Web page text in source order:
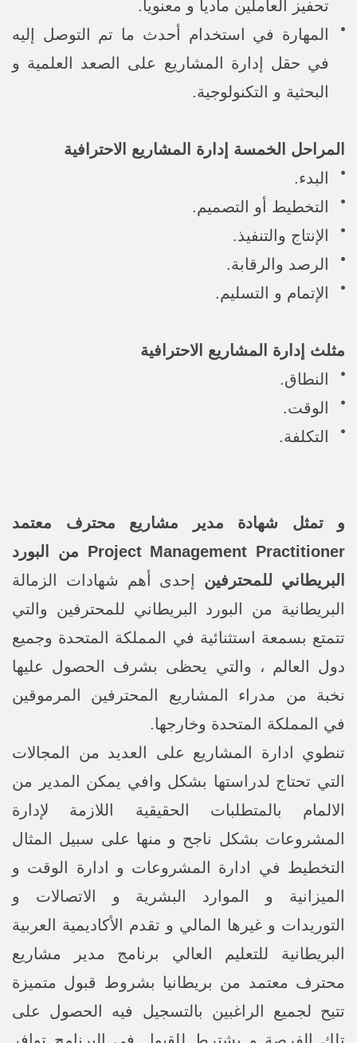
تحفيز العاملين مادياً و معنوياً.
المهارة في استخدام أحدث ما تم التوصل إليه
في حقل إدارة المشاريع على الصعد العلمية و
البحثية و التكنولوجية.
المراحل الخمسة إدارة المشاريع الاحترافية
البدء.
التخطيط أو التصميم.
الإنتاج والتنفيذ.
الرصد والرقابة.
الإتمام و التسليم.
مثلث إدارة المشاريع الاحترافية
النطاق.
الوقت.
التكلفة.
و تمثل شهادة مدير مشاريع محترف معتمد
Project Management Practitioner من البورد
البريطاني للمحترفين إحدى أهم شهادات الزمالة
البريطانية من البورد البريطاني للمحترفين والتي
تتمتع بسمعة استثنائية في المملكة المتحدة وجميع
دول العالم ، والتي يحظى بشرف الحصول عليها
نخبة من مدراء المشاريع المحترفين المرموقين
في المملكة المتحدة وخارجها.
تنطوي ادارة المشاريع على العديد من المجالات
التي تحتاج لدراستها بشكل وافي يمكن المدير من
الالمام بالمتطلبات الحقيقية اللازمة لإدارة
المشروعات بشكل ناجح و منها على سبيل المثال
التخطيط في ادارة المشروعات و ادارة الوقت و
الميزانية و الموارد البشرية و الاتصالات و
التوريدات و غيرها المالي و تقدم الأكاديمية العربية
البريطانية للتعليم العالي برنامج مدير مشاريع
محترف معتمد من بريطانيا بشروط قبول متميزة
تتيح لجميع الراغبين بالتسجيل فيه الحصول على